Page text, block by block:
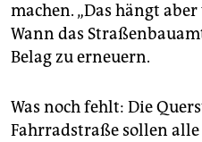
machen. „Das hängt
Wann das
Belag zu erneuern.
Was noch fehlt: Die
Fahrradstraße sollen